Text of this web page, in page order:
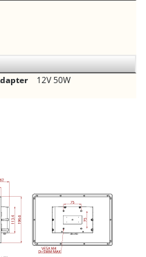
12V 50W